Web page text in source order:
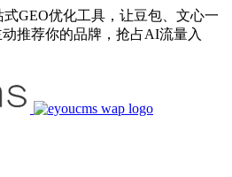
GEO优化工具，让豆包、文心一
动推荐你的品牌，抢占AI流量入